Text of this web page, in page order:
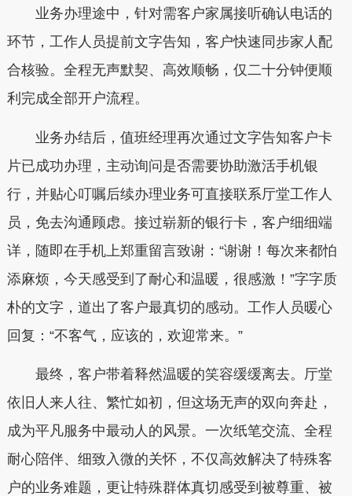
业务办理途中，针对需客户家属接听确认电话的
环节，工作人员提前文字告知，客户快速同步家人配
合核验。全程无声默契、高效顺畅，仅二十分钟便顺
利完成全部开户流程。
业务办结后，值班经理再次通过文字告知客户卡
片已成功办理，主动询问是否需要协助激活手机银
行，并贴心叮嘱后续办理业务可直接联系厅堂工作人
员，免去沟通顾虑。接过崭新的银行卡，客户细细端
详，随即在手机上郑重留言致谢：“谢谢！每次来都怕
添麻烦，今天感受到了耐心和温暖，很感激！”字字质
朴的文字，道出了客户最真切的感动。工作人员暖心
回复：“不客气，应该的，欢迎常来。”
最终，客户带着释然温暖的笑容缓缓离去。厅堂
依旧人来人往、繁忙如初，但这场无声的双向奔赴，
成为平凡服务中最动人的风景。一次纸笔交流、全程
耐心陪伴、细致入微的关怀，不仅高效解决了特殊客
户的业务难题，更让特殊群体真切感受到被尊重、被